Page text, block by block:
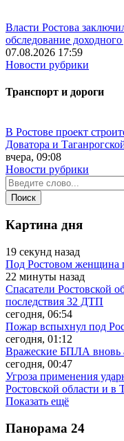
Власти Ростова
обследование
07.08.2026 17:59
Новости рубрики
Транспорт и дороги
В Ростове проект
Доватора и
вчера, 09:08
Новости рубрики
Картина дня
19 секунд назад
Под Ростовом женщина
22 минуты назад
Спасатели Ростовской
последствия 32 ДТП
сегодня, 06:54
Пожар вспыхнул под
сегодня, 01:12
Вражеские БПЛА вновь
сегодня, 00:47
Угроза применения
Ростовской области и в
Показать ещё
Панорама 24